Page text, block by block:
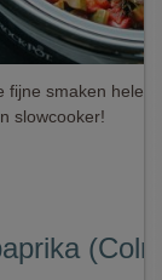
fijne smaken
slowcooker!